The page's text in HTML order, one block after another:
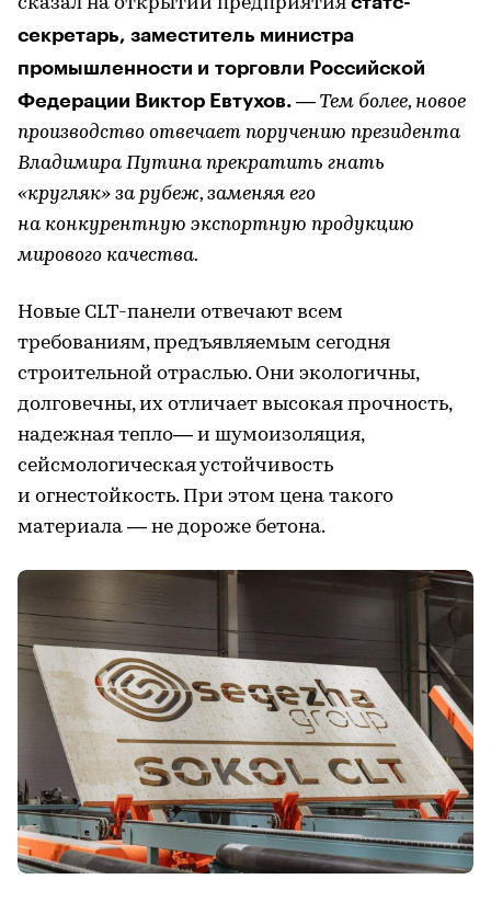
секретарь, заместитель министра
промышленности и торговли Российской
Федерации Виктор Евтухов. — Тем более, новое
производство отвечает поручению президента
Владимира Путина прекратить гнать
«кругляк» за рубеж, заменяя его
на конкурентную экспортную продукцию
мирового качества.
Новые CLT-панели отвечают всем
требованиям, предъявляемым сегодня
строительной отраслью. Они экологичны,
долговечны, их отличает высокая прочность,
надежная тепло— и шумоизоляция,
сейсмологическая устойчивость
и огнестойкость. При этом цена такого
материала — не дороже бетона.